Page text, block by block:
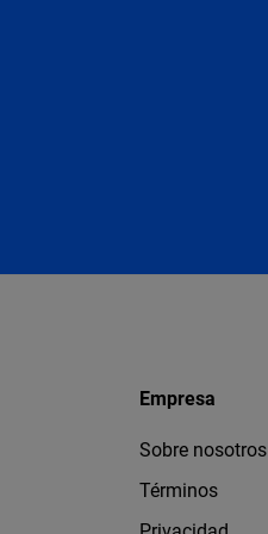
Empresa
Sobre nosotros
Términos